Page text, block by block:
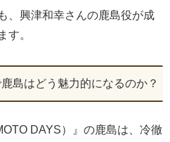
、興津和幸さんの鹿島役が成
す。
島はどう魅力的になるのか？
DAYS）』の鹿島は、冷徹